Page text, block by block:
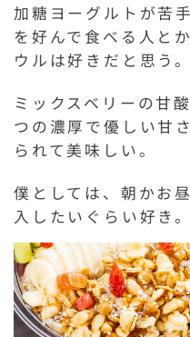
加糖ヨーグルトが苦
を好んで食べる人と
ウルは好きだと思う。
ミックスベリーの甘
つの濃厚で優しい甘
られて美味しい。
僕としては、朝かお
入したいぐらい好き。